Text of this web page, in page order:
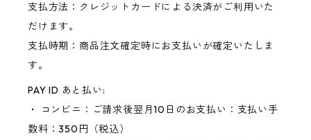
支払方法：クレジットカードによる決済がご利用いた
だけます。
支払時期：商品注文確定時にお支払いが確定いたしま
す。
PAY ID あと払い:
・ コンビニ：ご請求後翌月10日のお支払い：支払い手
数料：350円（税込）